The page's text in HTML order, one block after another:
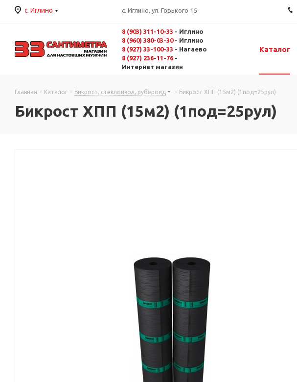
с. Иглино с. Иглино, ул. Горького 16
8 (903) 311-10-33 - Иглино
8 (960) 380-03-30- Иглино
8 (927) 33-100-33 - Нагаево
8 (927) 236-11-76 -
Интернет магазин
Каталог
Главная - Каталог - Бикрост, стеклоизол, рубероид - Бикрост ХПП (15м2) (1под=25рул)
Бикрост ХПП (15м2) (1под=25рул)